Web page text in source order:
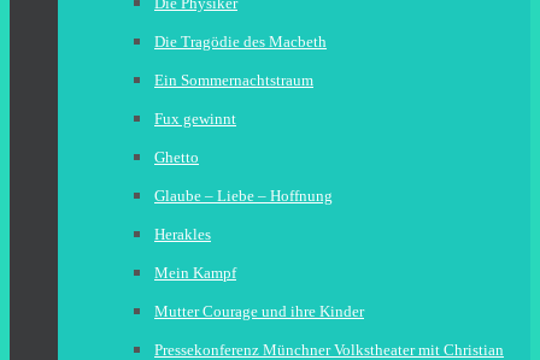
Die Tragödie des Macbeth
Ein Sommernachtstraum
Fux gewinnt
Ghetto
Glaube – Liebe – Hoffnung
Herakles
Mein Kampf
Mutter Courage und ihre Kinder
Pressekonferenz Münchner Volkstheater mit Christian